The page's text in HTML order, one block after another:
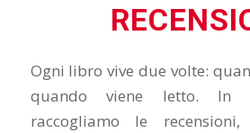
Ogni libro vive due volte:
quando viene letto. In
raccogliamo le